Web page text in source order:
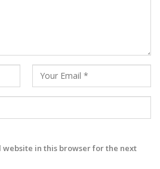
website in this browser for the next